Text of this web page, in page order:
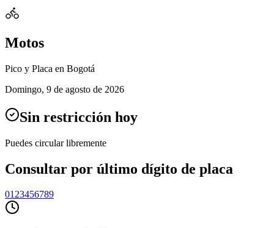
Motos
Pico y Placa en Bogotá
Domingo, 9 de agosto de 2026
Sin restricción hoy
Puedes circular libremente
Consultar por último dígito de placa
0123456789